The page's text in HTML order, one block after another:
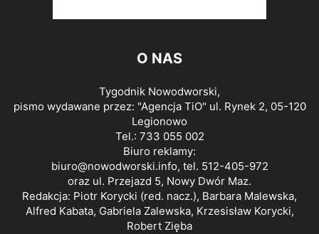
O NAS
Tygodnik Nowodworski,
pismo wydawane przez: "Agencja TiO" ul. Rynek 2, 05-120
Legionowo
Tel.: 733 055 002
Biuro reklamy:
biuro@nowodworski.info, tel. 512-405-972
oraz ul. Przejazd 5, Nowy Dwór Maz.
Redakcja: Piotr Korycki (red. nacz.), Barbara Malewska,
Alfred Kabata, Gabriela Zalewska, Krzesisław Korycki,
Robert Zięba